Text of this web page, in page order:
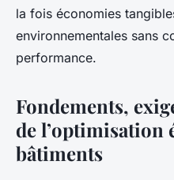
la fois économies
environnementales sans
performance.
Fondements,
de l’optimisation
bâtiments